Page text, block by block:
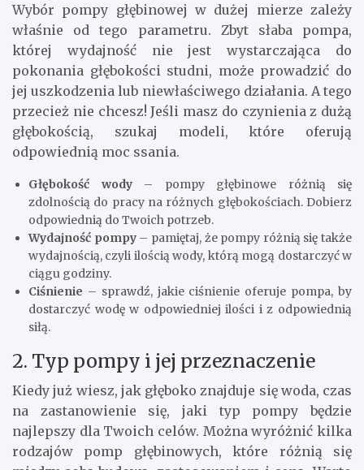
Wybór pompy głębinowej w dużej mierze zależy
właśnie od tego parametru. Zbyt słaba pompa,
której wydajność nie jest wystarczająca do
pokonania głębokości studni, może prowadzić do
jej uszkodzenia lub niewłaściwego działania. A tego
przecież nie chcesz! Jeśli masz do czynienia z dużą
głębokością, szukaj modeli, które oferują
odpowiednią moc ssania.
Głębokość wody– pompy głębinowe różnią się
zdolnością do pracy na różnych głębokościach. Dobierz
odpowiednią do Twoich potrzeb.
Wydajność pompy– pamiętaj, że pompy różnią się także
wydajnością, czyli ilością wody, którą mogą dostarczyć w
ciągu godziny.
Ciśnienie – sprawdź, jakie ciśnienie oferuje pompa, by
dostarczyć wodę w odpowiedniej ilości i z odpowiednią
siłą.
2. Typ pompy i jej przeznaczenie
Kiedy już wiesz, jak głęboko znajduje się woda, czas
na zastanowienie się, jaki typ pompy będzie
najlepszy dla Twoich celów. Można wyróżnić kilka
rodzajów pomp głębinowych, które różnią się